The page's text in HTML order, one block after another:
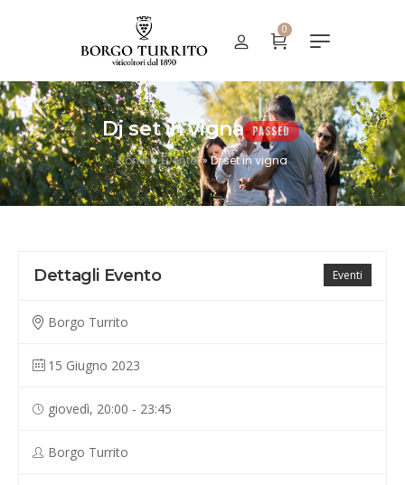
0
Dj set in vigna PASSED
Home»Eventer»Dj set in vigna
Eventi
Dettagli Evento
Borgo Turrito
15 Giugno 2023
giovedì, 20:00 - 23:45
Borgo Turrito